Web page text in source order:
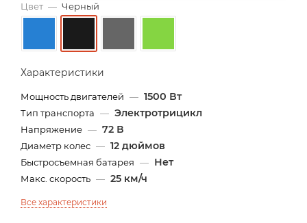
Цвет — Черный
Характеристики
Мощность двигателей — 1500 Вт
Тип транспорта — Электротрицикл
Напряжение — 72 В
Диаметр колес — 12 дюймов
Быстросъемная батарея — Нет
Макс. скорость — 25 км/ч
Все характеристики